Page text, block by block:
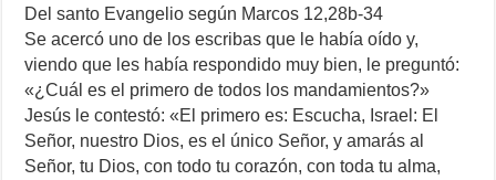
Del santo Evangelio según Marcos 12,28b-34
Se acercó uno de los escribas que le había oído y,
viendo que les había respondido muy bien, le preguntó:
«¿Cuál es el primero de todos los mandamientos?»
Jesús le contestó: «El primero es: Escucha, Israel: El
Señor, nuestro Dios, es el único Señor, y amarás al
Señor, tu Dios, con todo tu corazón, con toda tu alma,